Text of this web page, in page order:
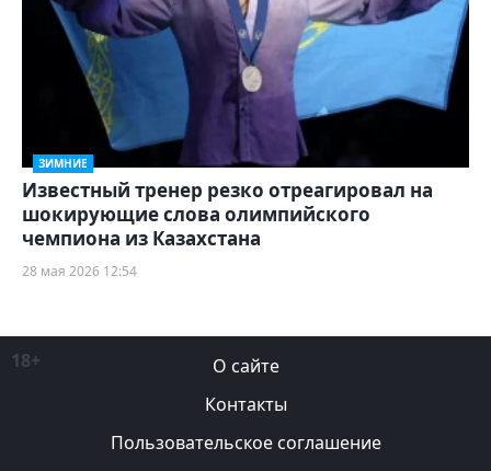
ЗИМНИЕ
Известный тренер резко отреагировал на
шокирующие слова олимпийского
чемпиона из Казахстана
28 мая 2026 12:54
18+
О сайте
Контакты
Пользовательское соглашение